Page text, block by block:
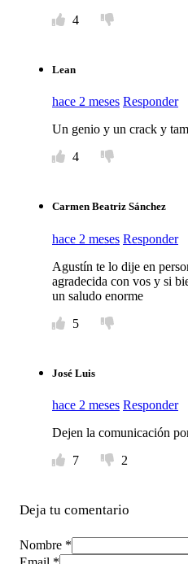
4
Lean
hace 2 meses Responder
Un genio y un crack y
4
Carmen Beatriz Sánchez
hace 2 meses Responder
Agustín te lo dije en
agradecida con vos y si
un saludo enorme
5
José Luis
hace 2 meses Responder
Dejen la comunicación
7
2
Deja tu comentario
Nombre *